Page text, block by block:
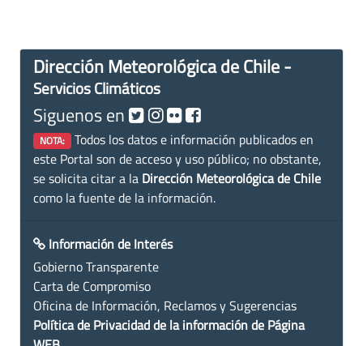
Dirección Meteorológica de Chile -
Servicios Climáticos
Siguenos en
NOTA: Todos los datos e información publicados en
este Portal son de acceso y uso público; no obstante,
se solicita citar a la Dirección Meteorológica de Chile
como la fuente de la información.
Información de Interés
Gobierno Transparente
Carta de Compromiso
Oficina de Información, Reclamos y Sugerencias
Política de Privacidad de la información de Página